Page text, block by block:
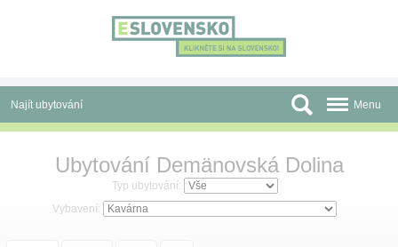
Najít ubytování Menu
Ubytování Demänovská Dolina
Typ ubytování:
Vybavení: